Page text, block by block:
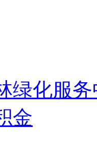
绿化服
金